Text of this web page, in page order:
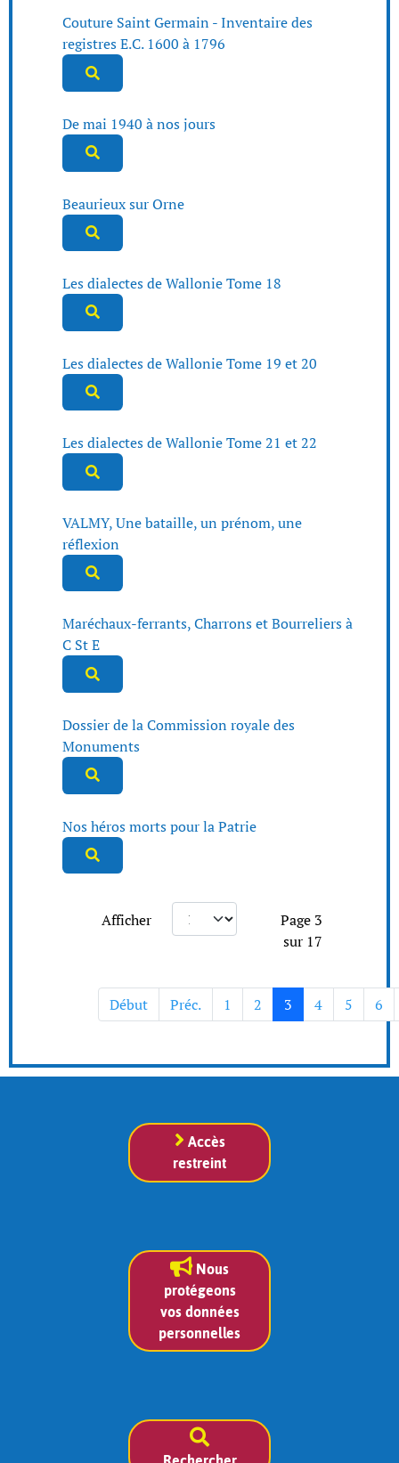
Couture Saint Germain - Inventaire des
registres E.C. 1600 à 1796
De mai 1940 à nos jours
Beaurieux sur Orne
Les dialectes de Wallonie Tome 18
Les dialectes de Wallonie Tome 19 et 20
Les dialectes de Wallonie Tome 21 et 22
VALMY, Une bataille, un prénom, une
réflexion
Maréchaux-ferrants, Charrons et Bourreliers à
C St E
Dossier de la Commission royale des
Monuments
Nos héros morts pour la Patrie
Afficher
Page 3
sur 17
Début Préc. 1 2 3 4 5 6
Accès
restreint
Nous
protégeons
vos données
personnelles